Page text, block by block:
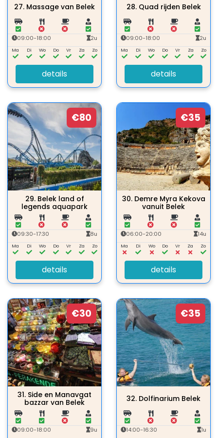
27. Massage van Belek
09:00-18:00 2u
Ma Di Wo Do Vr Za Zo
details
28. Quad rijden Belek
09:00-18:00 2u
Ma Di Wo Do Vr Za Zo
details
€80
29. Belek land of
legends aquapark
09:30-17:30 8u
Ma Di Wo Do Vr Za Zo
details
€35
30. Demre Myra Kekova
vanuit Belek
06:00-20:00 14u
Ma Di Wo Do Vr Za Zo
details
€30
31. Side en Manavgat
bazzar van Belek
09:00-18:00 9u
€35
32. Dolfinarium Belek
14:00-16:30 1u